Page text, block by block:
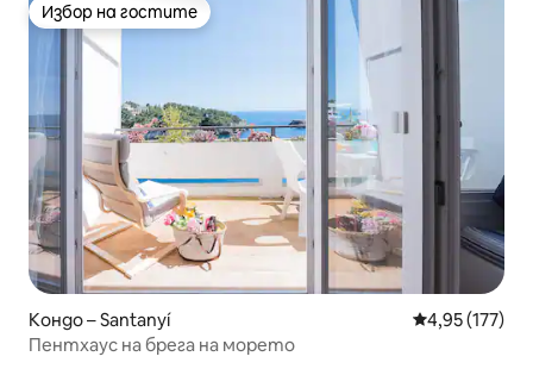
Избор на гостите
Избор на гостите
Кондо – Santanyí Средна
4,95 (177)
Пентхаус на брега на морето